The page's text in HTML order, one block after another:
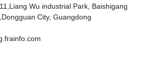
Wu industrial Park, Baishigang
City, Guangdong